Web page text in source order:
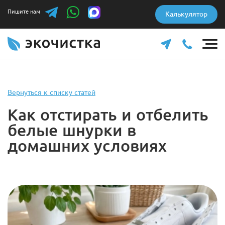
Пишите нам Калькулятор
Вернуться к списку статей
Как отстирать и отбелить
белые шнурки в
домашних условиях